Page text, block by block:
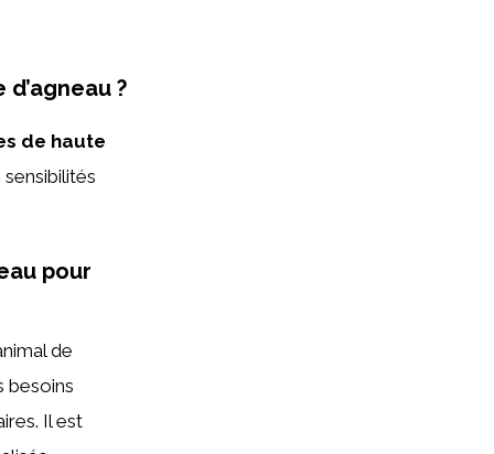
?
de haute
pour
de
besoins
Il est